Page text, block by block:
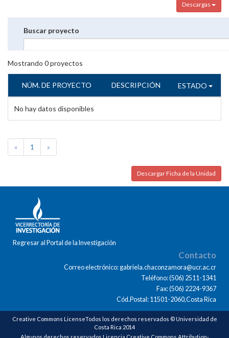
Descargas
Buscar proyecto
Mostrando 0proyectos
NÚM. DE PROYECTO DESCRIPCIÓN ESTADO
No hay datos disponibles
« 1 »
Descargar Ficha de la Unidad
Regresar al Portal de la Investigación
Contacto
Correo electrónico: gabriela.chaconzamora@ucr.ac.cr
Teléfono: (506) 2511-1341
Fax: (506) 2224-9367
Cód.Postal: 11501-2060,Costa Rica
Creative Commons LicenseTodos los derechos reservados © Universidad de
Costa Rica 2014